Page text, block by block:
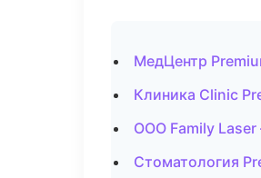
МедЦентр
Клиника Clinic
ООО Family
Стоматология